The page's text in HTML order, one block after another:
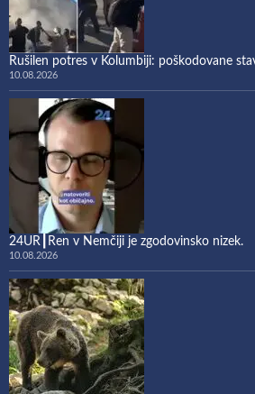
Rušilen potres v Kolumbiji: poškodovane
10.08.2026
24UR┃Ren v Nemčiji je zgodovinsko nizek.
10.08.2026